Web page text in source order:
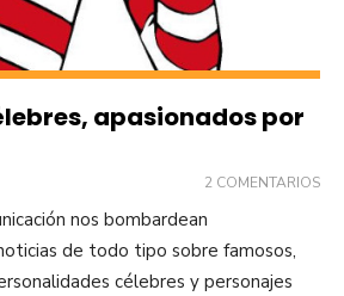
apasionados por
2 COMENTARIOS
nos bombardean
de todo tipo sobre famosos,
célebres y personajes